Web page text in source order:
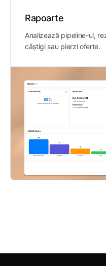
Rapoarte
Analizează pipeline-ul,
câștigi sau pierzi oferte.